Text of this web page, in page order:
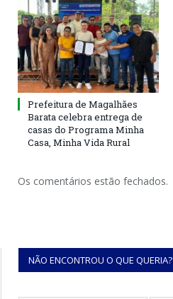
Prefeitura de Magalhães
Barata celebra entrega de
casas do Programa Minha
Casa, Minha Vida Rural
Os comentários estão fechados.
NÃO ENCONTROU O QUE QUERIA?